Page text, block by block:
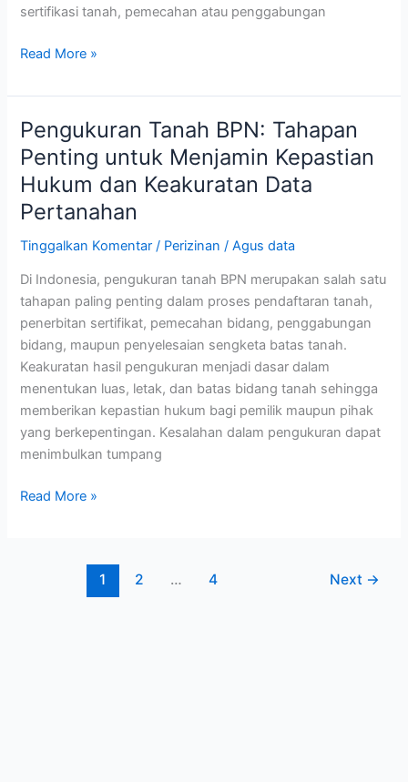
sertifikasi tanah, pemecahan atau penggabungan
Read More »
Pengukuran Tanah BPN: Tahapan
Penting untuk Menjamin Kepastian
Hukum dan Keakuratan Data
Pertanahan
Tinggalkan Komentar / Perizinan /Agus data
Di Indonesia, pengukuran tanah BPN merupakan salah satu
tahapan paling penting dalam proses pendaftaran tanah,
penerbitan sertifikat, pemecahan bidang, penggabungan
bidang, maupun penyelesaian sengketa batas tanah.
Keakuratan hasil pengukuran menjadi dasar dalam
menentukan luas, letak, dan batas bidang tanah sehingga
memberikan kepastian hukum bagi pemilik maupun pihak
yang berkepentingan. Kesalahan dalam pengukuran dapat
menimbulkan tumpang
Pengukuran
Tanah
BPN:
Tahapan
Penting
Menjamin
Kepastian
Hukum
dan
Keakuratan
Data
Pertanahan
Read More »
1 2 … 4 Next →